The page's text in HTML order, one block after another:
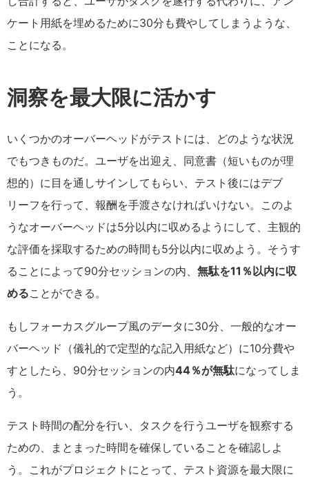
ケート用紙を埋めるために30分も費やしてしまうような、
ことになる。
洞察を最大限に活かす
いくつかのオーバーヘッドがテストには、どのような状況
でもつきものだ。ユーザを出迎え、同意書（短いものが理
想的）に目を通しサインしてもらい、テスト後にはデブ
リーフを行って、報酬を手渡さなければいけない。このよ
うなオーバーヘッドは5分以内に収めるようにして、主観的
な評価を採取するための時間も5分以内に収めよう。そうす
ることによって90分セッションの内、 無駄を11％以内に収
めることができる。
もしフォーカスグループ風のデータに30分、一般的なオー
バーヘッド（儀礼的で定型的な記入用紙など）に10分費や
すとしたら、90分セッションの内44％が無駄になってしま
う。
テスト時間の配分を行い、タスクを行うユーザを観察する
ための、まとまった時間を確保していることを確認しよ
う。これがプロジェクトにとって、テスト資源を最大限に